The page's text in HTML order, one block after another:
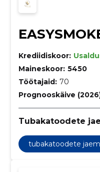
Krediidiskoor:
Maineskoor: 5450
Töötajaid: 70
Prognooskäive
Tubakatoodete
tubakatoodete